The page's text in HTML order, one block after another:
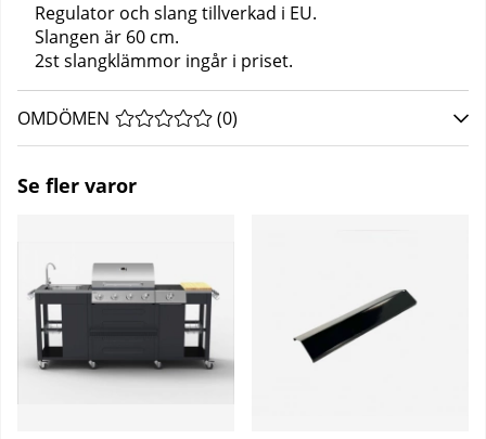
Regulator och slang tillverkad i EU.
Slangen är 60 cm.
2st slangklämmor ingår i priset.
OMDÖMEN MEDELBETYG 0 AV 5 ANTAL BETYG 0
(0)
Se fler varor